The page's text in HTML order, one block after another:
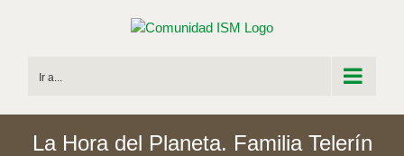
Ir a...
La Hora del Planeta. Familia Telerín